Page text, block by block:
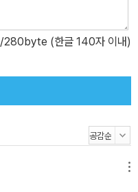
/280byte (한글 140자 이내)